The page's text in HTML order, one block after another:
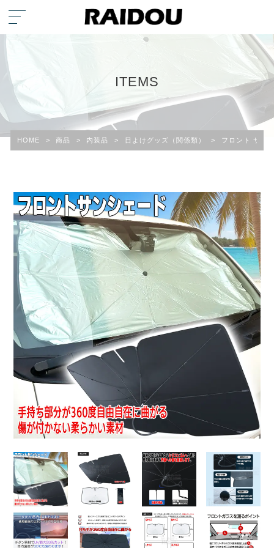
ITEMS
HOME > 商品 > 内装品 > 日よけグッズ（関係類） > フロント サン